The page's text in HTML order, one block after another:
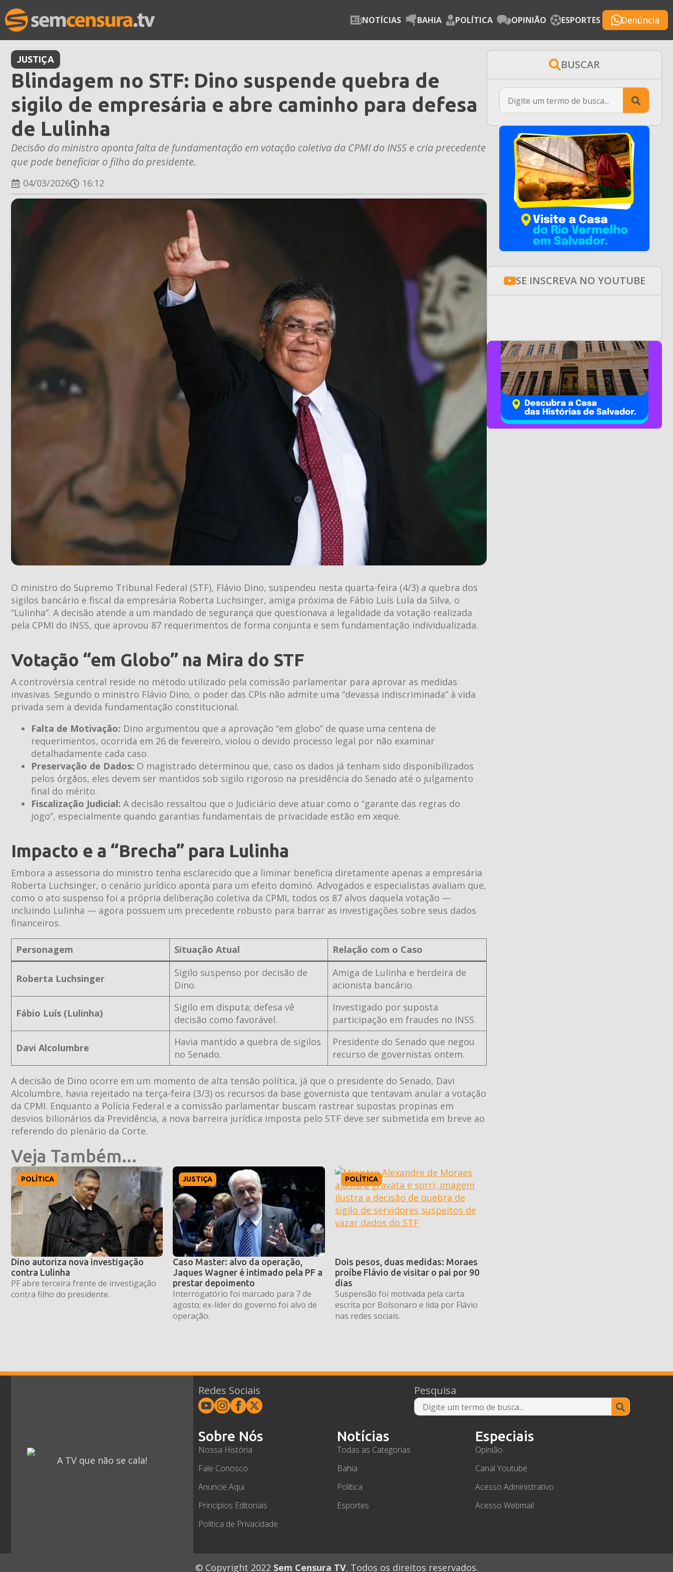
NOTÍCIAS BAHIA POLÍTICA OPINIÃO ESPORTES Denúncia
JUSTIÇA
Blindagem no STF: Dino suspende quebra de
sigilo de empresária e abre caminho para defesa
de Lulinha
Decisão do ministro aponta falta de fundamentação em votação coletiva da CPMI do INSS e cria precedente
que pode beneficiar o filho do presidente.
04/03/2026 16:12
O ministro do Supremo Tribunal Federal (STF), Flávio Dino, suspendeu nesta quarta-feira (4/3) a quebra dos
sigilos bancário e fiscal da empresária Roberta Luchsinger, amiga próxima de Fábio Luís Lula da Silva, o
“Lulinha”. A decisão atende a um mandado de segurança que questionava a legalidade da votação realizada
pela CPMI do INSS, que aprovou 87 requerimentos de forma conjunta e sem fundamentação individualizada.
Votação “em Globo” na Mira do STF
A controvérsia central reside no método utilizado pela comissão parlamentar para aprovar as medidas
invasivas. Segundo o ministro Flávio Dino, o poder das CPIs não admite uma “devassa indiscriminada” à vida
privada sem a devida fundamentação constitucional.
Falta de Motivação: Dino argumentou que a aprovação “em globo” de quase uma centena de
requerimentos, ocorrida em 26 de fevereiro, violou o devido processo legal por não examinar
detalhadamente cada caso.
Preservação de Dados: O magistrado determinou que, caso os dados já tenham sido disponibilizados
pelos órgãos, eles devem ser mantidos sob sigilo rigoroso na presidência do Senado até o julgamento
final do mérito.
Fiscalização Judicial: A decisão ressaltou que o Judiciário deve atuar como o “garante das regras do
jogo”, especialmente quando garantias fundamentais de privacidade estão em xeque.
Impacto e a “Brecha” para Lulinha
Embora a assessoria do ministro tenha esclarecido que a liminar beneficia diretamente apenas a empresária
Roberta Luchsinger, o cenário jurídico aponta para um efeito dominó. Advogados e especialistas avaliam que,
como o ato suspenso foi a própria deliberação coletiva da CPMI, todos os 87 alvos daquela votação —
incluindo Lulinha — agora possuem um precedente robusto para barrar as investigações sobre seus dados
financeiros.
Personagem Situação Atual Relação com o Caso
Roberta Luchsinger
Sigilo suspenso por decisão de
Dino.
Amiga de Lulinha e herdeira de
acionista bancário.
Fábio Luís (Lulinha)
Sigilo em disputa; defesa vê
decisão como favorável.
Investigado por suposta
participação em fraudes no INSS.
Davi Alcolumbre
Havia mantido a quebra de sigilos
no Senado.
Presidente do Senado que negou
recurso de governistas ontem.
A decisão de Dino ocorre em um momento de alta tensão política, já que o presidente do Senado, Davi
Alcolumbre, havia rejeitado na terça-feira (3/3) os recursos da base governista que tentavam anular a votação
da CPMI. Enquanto a Polícia Federal e a comissão parlamentar buscam rastrear supostas propinas em
desvios bilionários da Previdência, a nova barreira jurídica imposta pelo STF deve ser submetida em breve ao
referendo do plenário da Corte.
Veja Também...
POLÍTICA
Dino autoriza nova investigação
contra Lulinha
PF abre terceira frente de investigação
contra filho do presidente.
JUSTIÇA
Caso Master: alvo da operação,
Jaques Wagner é intimado pela PF a
prestar depoimento
Interrogatório foi marcado para 7 de
agosto; ex-líder do governo foi alvo de
operação.
POLÍTICA
Dois pesos, duas medidas: Moraes
proíbe Flávio de visitar o pai por 90
dias
Suspensão foi motivada pela carta
escrita por Bolsonaro e lida por Flávio
nas redes sociais.
BUSCAR
for:
SE INSCREVA NO YOUTUBE
A TV que não se cala!
Redes Sociais Pesquisa
Search
for:
Sobre Nós
Nossa História
Fale Conosco
Anuncie Aqui
Princípios Editoriais
Política de Privacidade
Notícias
Todas as Categorias
Bahia
Política
Esportes
Especiais
Opinião
Canal Youtube
Acesso Administrativo
Acesso Webmail
© Copyright 2022 Sem Censura TV. Todos os direitos reservados.